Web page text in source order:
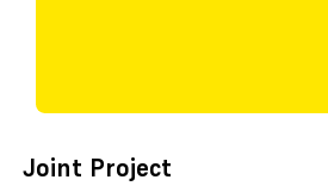
Joint Project